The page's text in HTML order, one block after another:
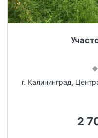
г. Калининград,
2